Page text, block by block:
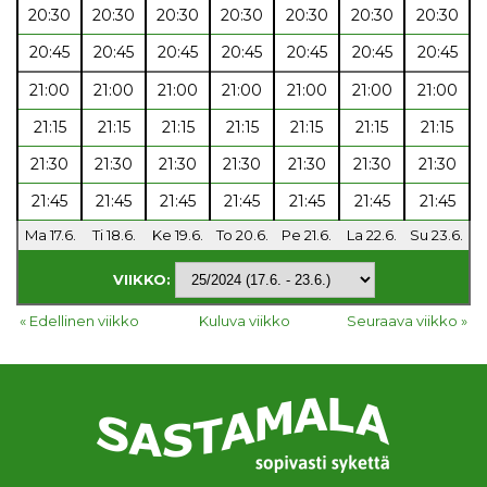
20:30
20:30 20:30 20:30 20:30 20:30
20:30
20:45
20:45 20:45 20:45 20:45 20:45
20:45
21:00
21:00 21:00 21:00 21:00 21:00
21:00
21:15
21:15 21:15 21:15 21:15 21:15
21:15
21:30
21:30 21:30 21:30 21:30 21:30
21:30
21:45
21:45 21:45 21:45 21:45 21:45 21:45
Ma 17.6. Ti 18.6. Ke 19.6. To 20.6. Pe 21.6. La 22.6. Su 23.6.
VIIKKO:
« Edellinen viikko Kuluva viikko Seuraava viikko »